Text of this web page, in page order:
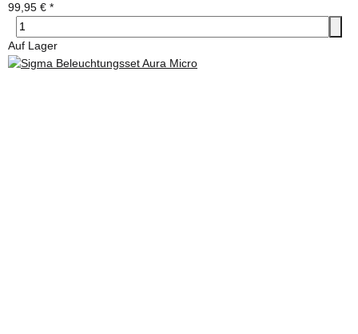
99,95 € *
Auf Lager